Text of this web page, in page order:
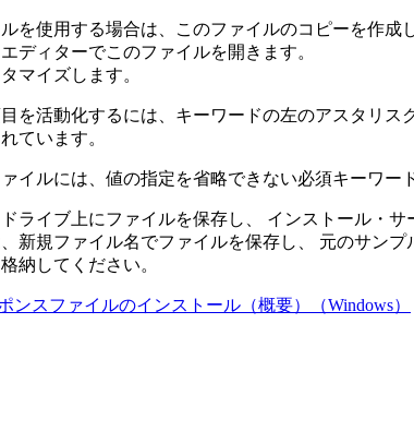
を使用する場合は、このファイルのコピーを作成
ディターでこのファイルを開きます。
マイズします。
を活動化するには、キーワードの左のアスタリ
ています。
イルには、値の指定を省略できない必須キーワ
ライブ上にファイルを保存し、 インストール・サ
新規ファイル名でファイルを保存し、 元のサン
納してください。
ンスファイルのインストール（概要）（Windows）